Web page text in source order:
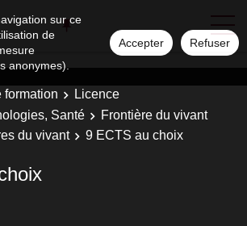
sur ce
de
anonymes).
Accepter Refuser
formation
Licence
Santé
Frontière du vivant
du vivant
9 ECTS au choix